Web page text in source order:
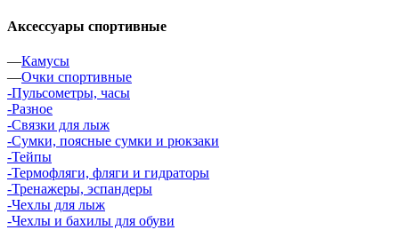
Аксессуары спортивные
—Камусы
—Очки спортивные
-Пульсометры, часы
-Разное
-Связки для лыж
-Сумки, поясные сумки и рюкзаки
-Тейпы
-Термофляги, фляги и гидраторы
-Тренажеры, эспандеры
-Чехлы для лыж
-Чехлы и бахилы для обуви